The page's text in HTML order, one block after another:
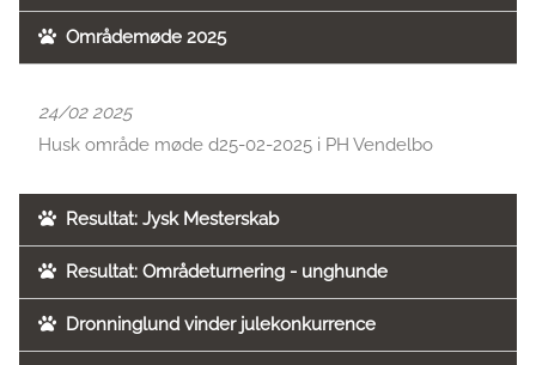
Områdemøde 2025
24/02 2025
Husk område møde d25-02-2025 i PH Vendelbo
Resultat: Jysk Mesterskab
Resultat: Områdeturnering - unghunde
Dronninglund vinder julekonkurrence